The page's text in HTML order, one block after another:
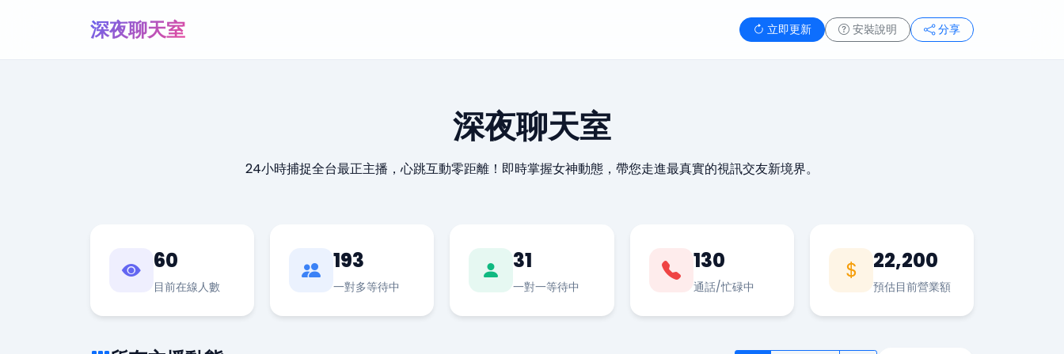
深夜聊天室 立即更新 安裝說明 分享
深夜聊天室
24小時捕捉全台最正主播，心跳互動零距離！即時掌握女神動態，帶您走進最真實的視訊交友新境界。
60
目前在線人數
193
一對多等待中
31
一對一等待中
130
通話/忙碌中
22,200
預估目前營業額